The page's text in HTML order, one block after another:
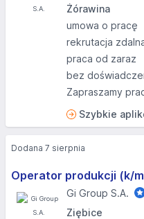
Żórawina
umowa o pracę
rekrutacja
praca od zaraz
bez
Zapraszamy
Szybkie
Operator produkcji (k/
Gi Group S.A.
Ziębice
Dodana 7 sierpnia